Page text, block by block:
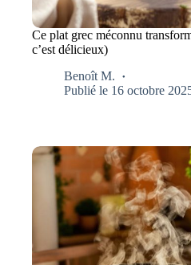
Ce plat grec méconnu
c’est délicieux)
Benoît M.
Publié le 16 octobre